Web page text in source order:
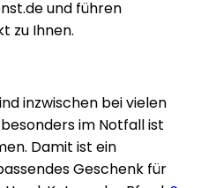
und führen
zu Ihnen.
inzwischen bei vielen
im Notfall ist
Damit ist ein
Geschenk für